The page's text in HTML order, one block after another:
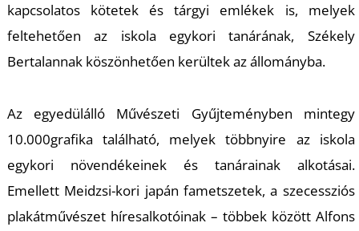
kapcsolatos kötetek és tárgyi emlékek is, melyek
feltehetően az iskola egykori tanárának, Székely
Bertalannak köszönhetően kerültek az állományba.
Az egyedülálló Művészeti Gyűjteményben mintegy
10.000grafika található, melyek többnyire aziskola
egykori növendékeinek és tanárainak alkotásai.
Emellett Meidzsi-kori japán fametszetek, a szecessziós
plakátművészet híresalkotóinak– többek között Alfons